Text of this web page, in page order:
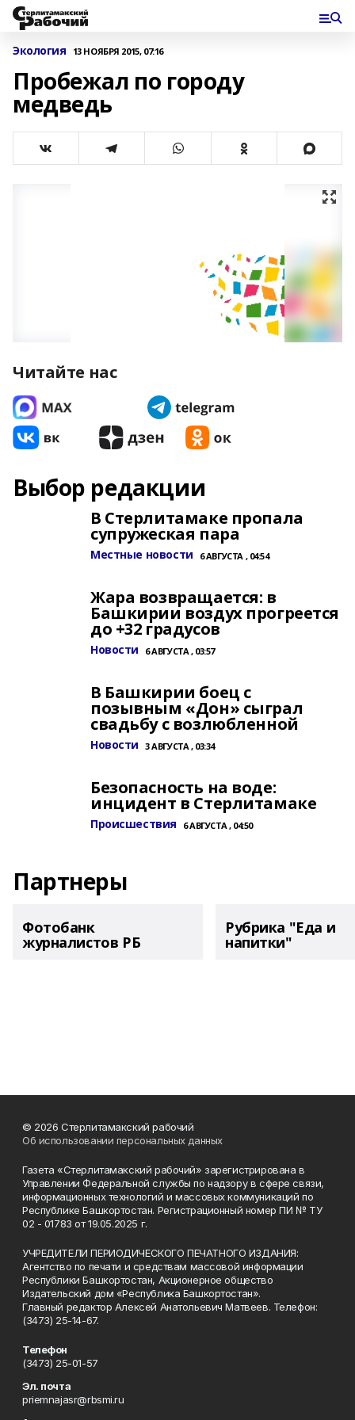
Экология 13 НОЯБРЯ 2015, 07:16
Пробежал по городу
медведь
Читайте нас
Выбор редакции
В Стерлитамаке пропала
супружеская пара
Местные новости 6 АВГУСТА , 04:54
Жара возвращается: в
Башкирии воздух прогреется
до +32 градусов
Новости 6 АВГУСТА , 03:57
В Башкирии боец с
позывным «Дон» сыграл
свадьбу с возлюбленной
Новости 3 АВГУСТА , 03:34
Безопасность на воде:
инцидент в Стерлитамаке
Происшествия 6 АВГУСТА , 04:50
Партнеры
Фотобанк
журналистов РБ
Рубрика "Еда и
напитки"
© 2026 Стерлитамакский рабочий
Об использовании персональных данных
Газета «Стерлитамакский рабочий» зарегистрирована в
Управлении Федеральной службы по надзору в сфере связи,
информационных технологий и массовых коммуникаций по
Республике Башкортостан. Регистрационный номер ПИ № ТУ
02 - 01783 от 19.05.2025 г.
УЧРЕДИТЕЛИ ПЕРИОДИЧЕСКОГО ПЕЧАТНОГО ИЗДАНИЯ:
Агентство по печати и средствам массовой информации
Республики Башкортостан, Акционерное общество
Издательский дом «Республика Башкортостан».
Главный редактор Алексей Анатольевич Матвеев. Телефон:
(3473) 25-14-67.
Телефон
(3473) 25-01-57
Эл. почта
priemnajasr@rbsmi.ru